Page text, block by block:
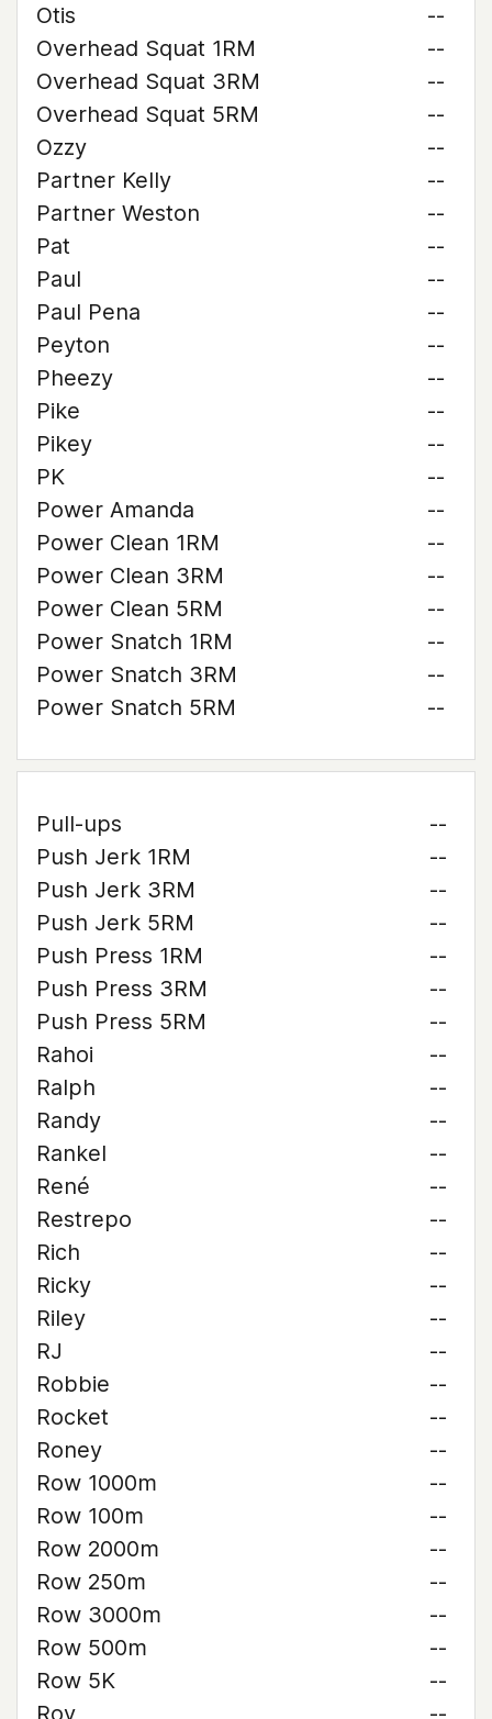
Otis
--
Overhead Squat 1RM
--
Overhead Squat 3RM
--
Overhead Squat 5RM
--
Ozzy
--
Partner Kelly
--
Partner Weston
--
Pat
--
Paul
--
Paul Pena
--
Peyton
--
Pheezy
--
Pike
--
Pikey
--
PK
--
Power Amanda
--
Power Clean 1RM
--
Power Clean 3RM
--
Power Clean 5RM
--
Power Snatch 1RM
--
Power Snatch 3RM
--
Power Snatch 5RM
--
Pull-ups
--
Push Jerk 1RM
--
Push Jerk 3RM
--
Push Jerk 5RM
--
Push Press 1RM
--
Push Press 3RM
--
Push Press 5RM
--
Rahoi
--
Ralph
--
Randy
--
Rankel
--
René
--
Restrepo
--
Rich
--
Ricky
--
Riley
--
RJ
--
Robbie
--
Rocket
--
Roney
--
Row 1000m
--
Row 100m
--
Row 2000m
--
Row 250m
--
Row 3000m
--
Row 500m
--
Row 5K
--
Roy
--